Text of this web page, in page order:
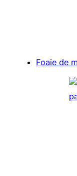
Foaie de